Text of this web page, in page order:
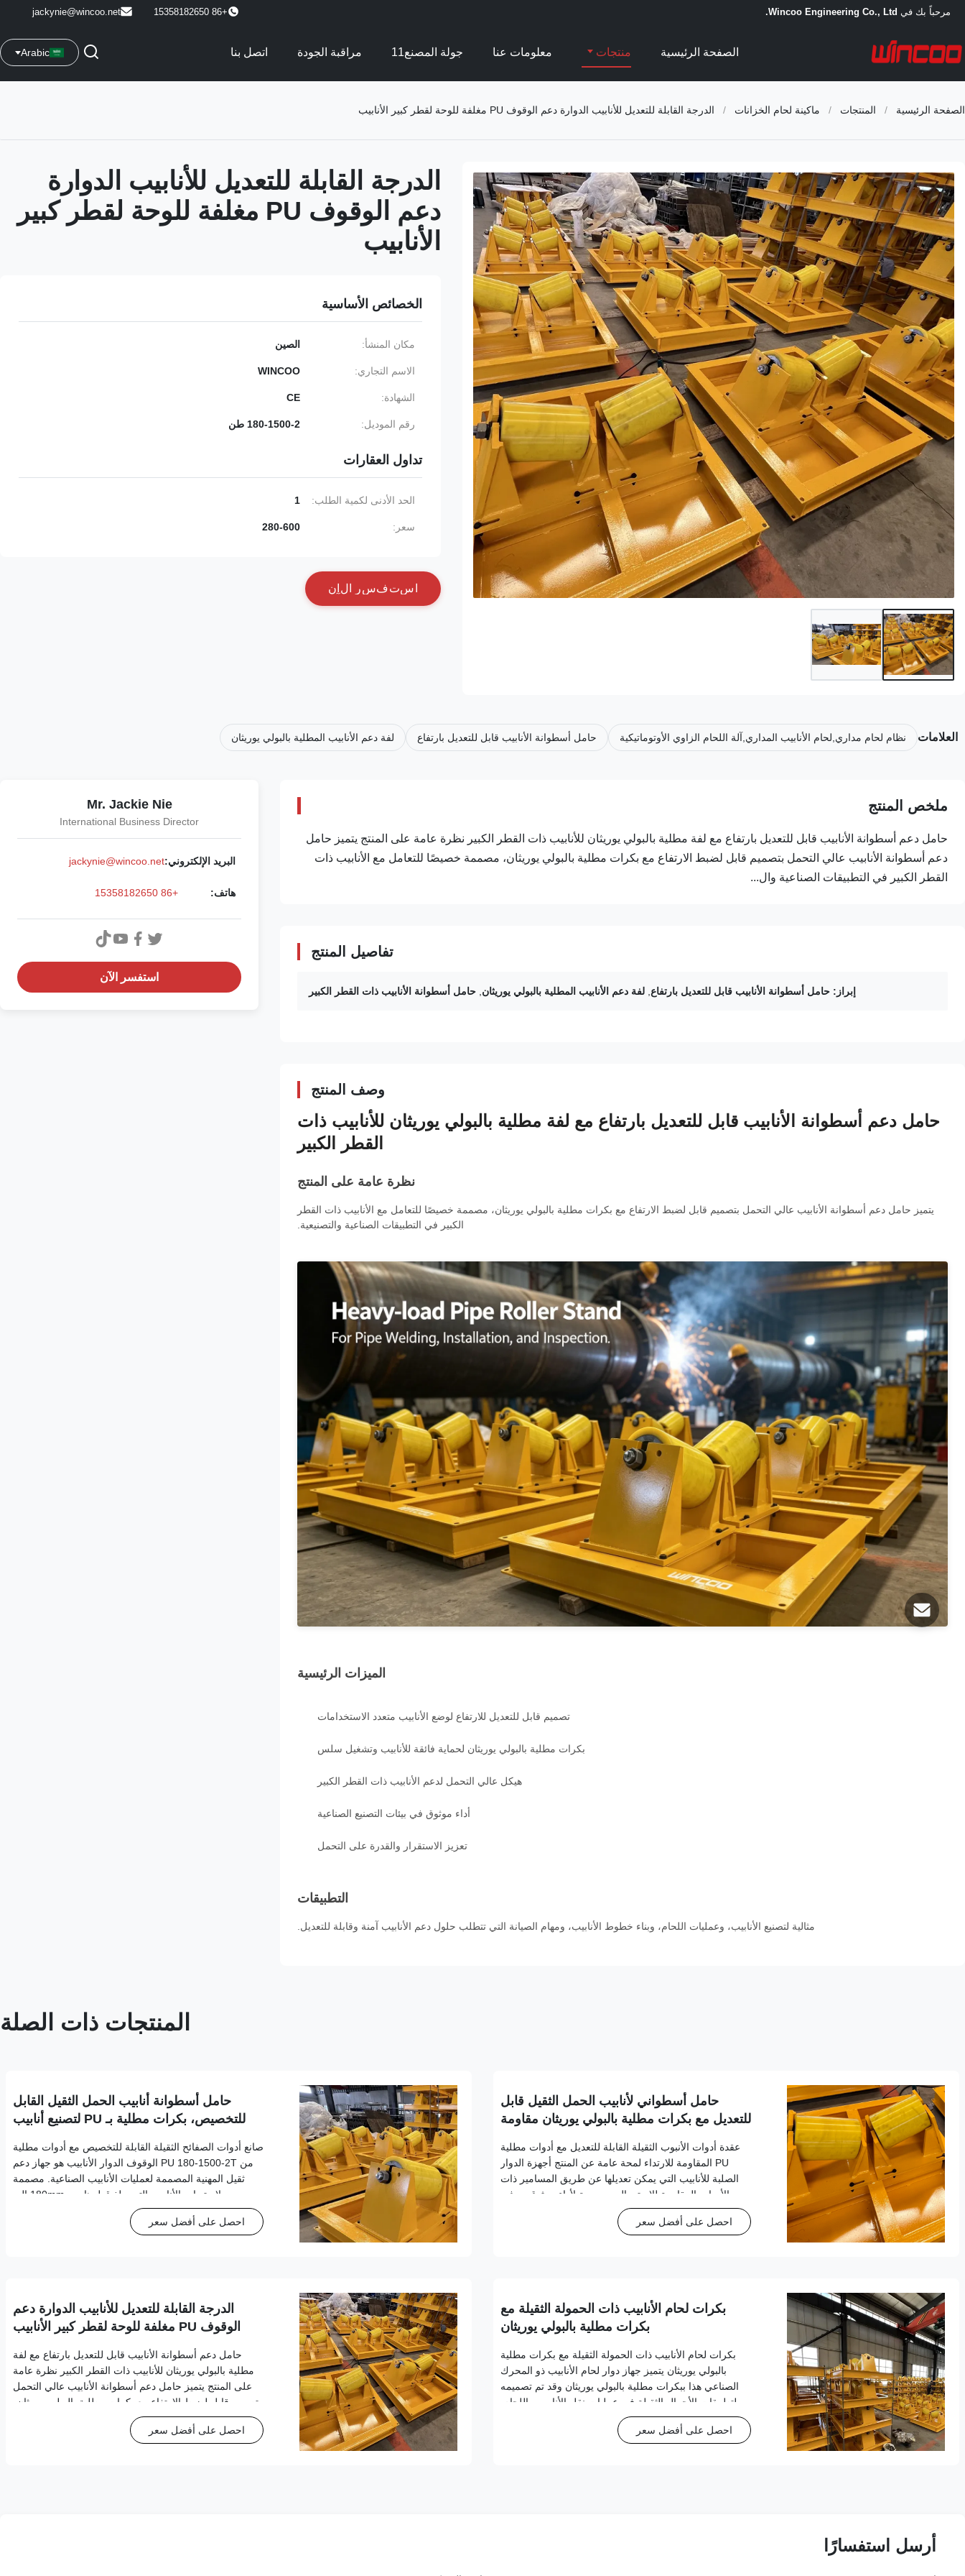
مرحباً بك في Wincoo Engineering Co., Ltd.
+86 15358182650
jackynie@wincoo.net
الصفحة الرئيسية منتجات معلومات عنا جولة المصنع11 مراقبة الجودة اتصل بنا Arabic
الصفحة الرئيسية / المنتجات / ماكينة لحام الخزانات / الدرجة القابلة للتعديل للأنابيب الدوارة دعم الوقوف PU مغلفة للوحة لقطر كبير الأنابيب
الدرجة القابلة للتعديل للأنابيب الدوارة
دعم الوقوف PU مغلفة للوحة لقطر كبير
الأنابيب
الخصائص الأساسية
مكان المنشأ: الصين
الاسم التجاري: WINCOO
الشهادة: CE
رقم الموديل: 180-1500-2 طن
تداول العقارات
الحد الأدنى لكمية الطلب: 1
سعر: 280-600
ستفسر ل ن
العلامات نظام لحام مداري,لحام الأنابيب المداري,آلة اللحام الزاوي الأوتوماتيكية حامل أسطوانة الأنابيب قابل للتعديل بارتفاع لفة دعم الأنابيب المطلية بالبولي يوريثان
ملخص المنتج
حامل دعم أسطوانة الأنابيب قابل للتعديل بارتفاع مع لفة مطلية بالبولي يوريثان للأنابيب ذات القطر الكبير نظرة عامة على المنتج يتميز حامل
دعم أسطوانة الأنابيب عالي التحمل بتصميم قابل لضبط الارتفاع مع بكرات مطلية بالبولي يوريثان، مصممة خصيصًا للتعامل مع الأنابيب ذات
القطر الكبير في التطبيقات الصناعية وال...
تفاصيل المنتج
إبراز: حامل أسطوانة الأنابيب قابل للتعديل بارتفاع لفة دعم الأنابيب المطلية بالبولي يوريثان حامل أسطوانة الأنابيب ذات القطر الكبير
وصف المنتج
حامل دعم أسطوانة الأنابيب قابل للتعديل بارتفاع مع لفة مطلية بالبولي يوريثان للأنابيب ذات
القطر الكبير
نظرة عامة على المنتج
يتميز حامل دعم أسطوانة الأنابيب عالي التحمل بتصميم قابل لضبط الارتفاع مع بكرات مطلية بالبولي يوريثان، مصممة خصيصًا للتعامل مع الأنابيب ذات القطر
الكبير في التطبيقات الصناعية والتصنيعية.
الميزات الرئيسية
تصميم قابل للتعديل للارتفاع لوضع الأنابيب متعدد الاستخدامات
بكرات مطلية بالبولي يوريثان لحماية فائقة للأنابيب وتشغيل سلس
هيكل عالي التحمل لدعم الأنابيب ذات القطر الكبير
أداء موثوق في بيئات التصنيع الصناعية
تعزيز الاستقرار والقدرة على التحمل
التطبيقات
مثالية لتصنيع الأنابيب، وعمليات اللحام، وبناء خطوط الأنابيب، ومهام الصيانة التي تتطلب حلول دعم الأنابيب آمنة وقابلة للتعديل.
Mr. Jackie Nie
International Business Director
البريد الإلكتروني:jackynie@wincoo.net
هاتف: +86 15358182650
استفسر الآن
المنتجات ذات الصلة
حامل أسطواني لأنابيب الحمل الثقيل قابل
للتعديل مع بكرات مطلية بالبولي يوريثان مقاومة
عقدة أدوات الأنبوب الثقيلة القابلة للتعديل مع أدوات مطلية
PU المقاومة للارتداء لمحة عامة عن المنتج أجهزة الدوار
الصلبة للأنابيب التي يمكن تعديلها عن طريق المسامير ذات
الأدوات المقاومة للاستعمال، مصممة لأداء موثوق به في
تطبيقات معالجة المواد الصناعية مع قدرات حمولة تصل إلى
2.5 طن. المواصفات التقنية ر...
احصل على أفضل سعر
حامل أسطوانة أنابيب الحمل الثقيل القابل
للتخصيص، بكرات مطلية بـ PU لتصنيع أنابيب
صانع أدوات الصفائح الثقيلة القابلة للتخصيص مع أدوات مطلية
من PU 180-1500-2T الوقوف الدوار الأنابيب هو جهاز دعم
ثقيل المهنية المصممة لعمليات الأنابيب الصناعية. مصممة
لاستيعاب الأنابيب التي يبلغ قطرها من 180mm إلى
1500mm،هذا الدعامة القوية توفر الدعم المستقر
لحامتطبيقات التثبيت والتفتيش مع توفير قدرة ...
احصل على أفضل سعر
بكرات لحام الأنابيب ذات الحمولة الثقيلة مع
بكرات مطلية بالبولي يوريثان
بكرات لحام الأنابيب ذات الحمولة الثقيلة مع بكرات مطلية
بالبولي يوريثان يتميز جهاز دوار لحام الأنابيب ذو المحرك
الصناعي هذا ببكرات مطلية بالبولي يوريثان وقد تم تصميمه
لتطبيقات الأحمال الثقيلة في عمليات نقل الأنابيب واللحام.
الميزات والفوائد الرئيسية نطاق التكيف واسع:مسافة
الأسطوانة القابلة للتعديل تن...
احصل على أفضل سعر
الدرجة القابلة للتعديل للأنابيب الدوارة دعم
الوقوف PU مغلفة للوحة لقطر كبير الأنابيب
حامل دعم أسطوانة الأنابيب قابل للتعديل بارتفاع مع لفة
مطلية بالبولي يوريثان للأنابيب ذات القطر الكبير نظرة عامة
على المنتج يتميز حامل دعم أسطوانة الأنابيب عالي التحمل
بتصميم قابل لضبط الارتفاع مع بكرات مطلية بالبولي يوريثان،
مصممة خصيصًا للتعامل مع الأنابيب ذات القطر الكبير في
احصل على أفضل سعر
أرسل استفسارًا